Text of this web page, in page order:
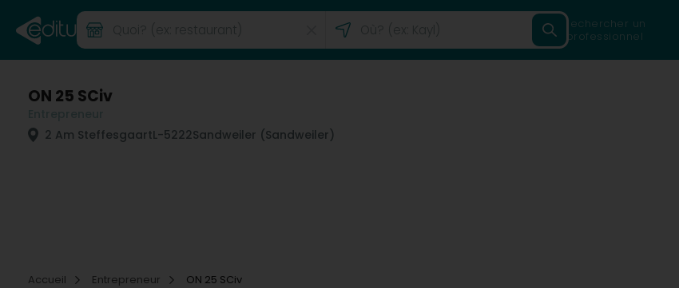
Rechercher un
professionnel
ON 25 SCiv
2 Am SteffesgaartL-5222Sandweiler (Sandweiler)
Accueil
Entrepreneur ON 25 SCiv